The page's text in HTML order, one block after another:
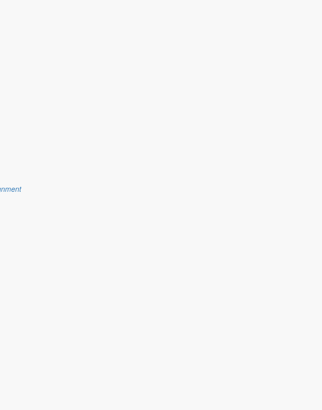
zu Hause und hat den Frühling im Bild festgehalten.